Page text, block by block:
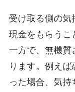
受け取る側の気
現金をもらうこ
一方で、無機質
ります。例え
った場合、気持